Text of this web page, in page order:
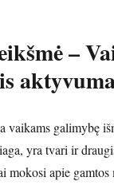
–
vaikams galimybę
yra tvari ir
apie gamtos